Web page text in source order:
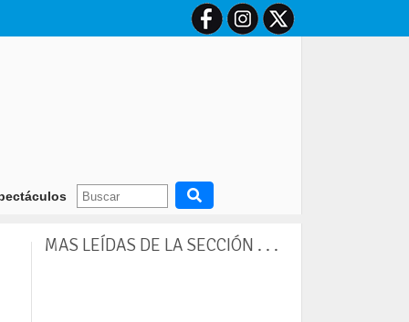
“La única pena prevista es la de perpetua”, aseguró el fiscal
MAS LEÍDAS DE LA SECCIÓN . . .